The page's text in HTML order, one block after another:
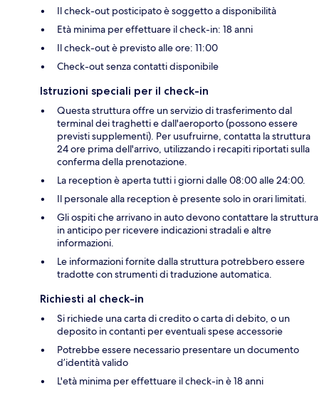
Il check-out posticipato è soggetto a disponibilità
Età minima per effettuare il check-in: 18 anni
Il check-out è previsto alle ore: 11:00
Check-out senza contatti disponibile
Istruzioni speciali per il check-in
Questa struttura offre un servizio di trasferimento dal
terminal dei traghetti e dall'aeroporto (possono essere
previsti supplementi). Per usufruirne, contatta la struttura
24 ore prima dell'arrivo, utilizzando i recapiti riportati sulla
conferma della prenotazione.
La reception è aperta tutti i giorni dalle 08:00 alle 24:00.
Il personale alla reception è presente solo in orari limitati.
Gli ospiti che arrivano in auto devono contattare la struttura
in anticipo per ricevere indicazioni stradali e altre
informazioni.
Le informazioni fornite dalla struttura potrebbero essere
tradotte con strumenti di traduzione automatica.
Richiesti al check-in
Si richiede una carta di credito o carta di debito, o un
deposito in contanti per eventuali spese accessorie
Potrebbe essere necessario presentare un documento
d’identità valido
L'età minima per effettuare il check-in è 18 anni